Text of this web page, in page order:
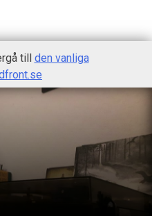
till den vanliga